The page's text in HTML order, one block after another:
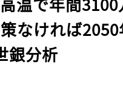
なければ
銀分析